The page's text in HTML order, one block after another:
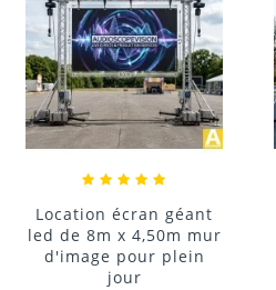
Location écran géant
led de 8m x 4,50m mur
d'image pour plein
jour